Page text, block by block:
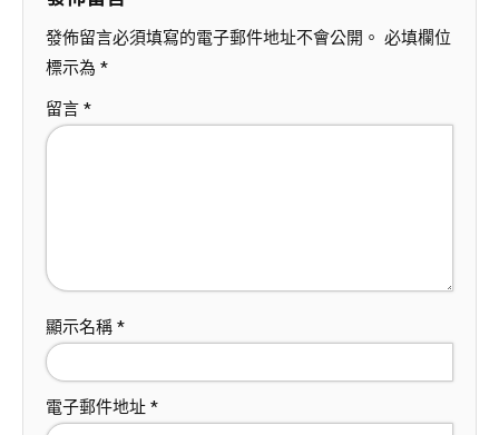
發佈留言必須填寫的電子郵件地址不會公開。 必填欄位
標示為 *
留言 *
顯示名稱 *
電子郵件地址 *